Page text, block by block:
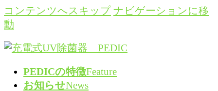
コンテンツへスキップ ナビゲーションに移
動
PEDICの特徴Feature
お知らせNews